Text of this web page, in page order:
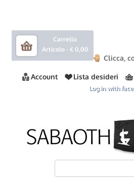
Carrello
Articolo - € 0,00
Clicca,
Account Lista desideri
Log in with